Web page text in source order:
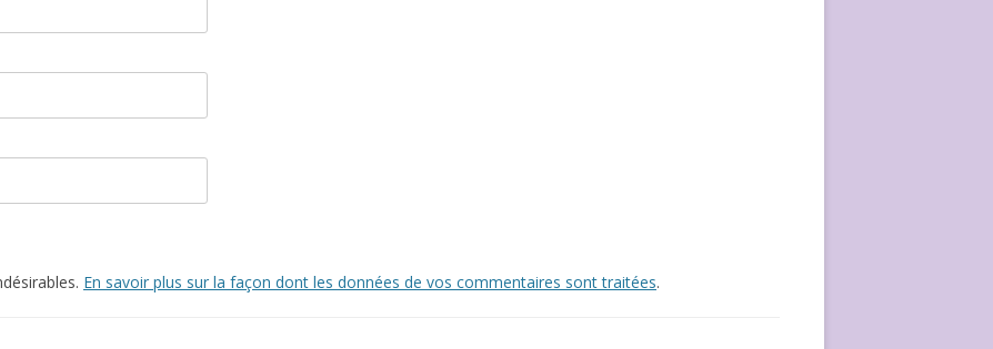
En savoir plus sur la façon dont les données de vos commentaires sont traitées.